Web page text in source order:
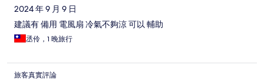
2024 年 9 月 9 日
建議有 備用 電風扇 冷氣不夠涼 可以 輔助
丞伶，1 晚旅行
旅客真實評論